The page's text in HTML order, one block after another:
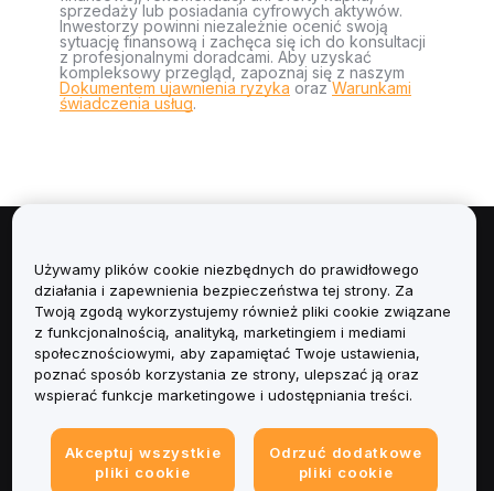
sprzedaży lub posiadania cyfrowych aktywów.
Inwestorzy powinni niezależnie ocenić swoją
sytuację finansową i zachęca się ich do konsultacji
z profesjonalnymi doradcami. Aby uzyskać
kompleksowy przegląd, zapoznaj się z naszym
Dokumentem ujawnienia ryzyka orazWarunkami
świadczenia usług.
Informacje
Usługi
Obsługa Klienta
Informacje prawne
Używamy plików cookie niezbędnych do prawidłowego
działania i zapewnienia bezpieczeństwa tej strony. Za
Twoją zgodą wykorzystujemy również pliki cookie związane
z funkcjonalnością, analityką, marketingiem i mediami
społecznościowymi, aby zapamiętać Twoje ustawienia,
poznać sposób korzystania ze strony, ulepszać ją oraz
wspierać funkcje marketingowe i udostępniania treści.
Akceptuj wszystkie
pliki cookie
Odrzuć dodatkowe
pliki cookie